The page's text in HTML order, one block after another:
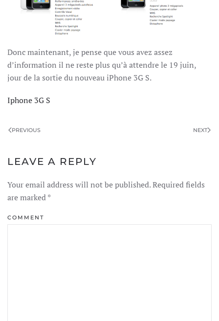
Donc maintenant, je pense que vous avez assez
d’information il ne reste plus qu’à attendre le 19 juin,
jour de la sortie du nouveau iPhone 3G S.
Iphone 3G S
PREVIOUS NEXT
LEAVE A REPLY
Your email address will not be published. Required fields
are marked*
COMMENT